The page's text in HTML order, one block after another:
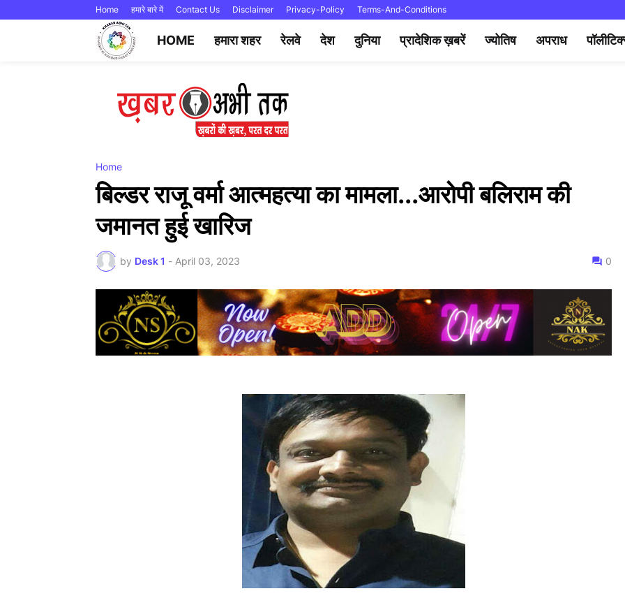
Home हमारे बारे में Contact Us Disclaimer Privacy-Policy Terms-And-Conditions
HOME हमारा शहर रेलवे देश दुनिया प्रादेशिक ख़बरें ज्योतिष अपराध
Home
बिल्डर राजू वर्मा आत्महत्या का मामला...आरोपी बलिराम की
जमानत हुई खारिज
by Desk 1 - April 03, 2023 0